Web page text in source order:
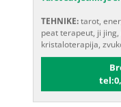
TEHNIKE:tarot,
peat terapeut, ji
kristaloterapija,